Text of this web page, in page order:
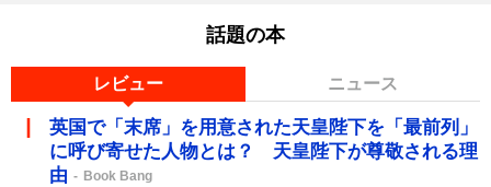
話題の本
レビュー ニュース
英国で「末席」を用意された天皇陛下を「最前列」
に呼び寄せた人物とは？ 天皇陛下が尊敬される理
由
Book Bang